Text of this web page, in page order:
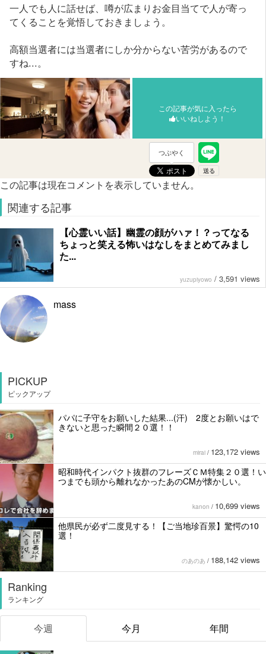
一人でも人に話せば、噂が広まりお金目当てで人が寄っ
てくることを覚悟しておきましょう。
高額当選者には当選者にしか分からない苦労があるので
すね...。
この記事が気に入ったら
いいねしよう！
つぶやく
この記事は現在コメントを表示していません。
関連する記事
【心霊いい話】幽霊の顔がハァ！？ってなる
ちょっと笑える怖いはなしをまとめてみまし
た...
yuzupiyowo / 3,591 views
mass
PICKUP
ピックアップ
パパに子守をお願いした結果...(汗) 2度とお願いはで
きないと思った瞬間２０選！！
mirai / 123,172 views
昭和時代インパクト抜群のフレーズＣＭ特集２０選！い
つまでも頭から離れなかったあのCMが懐かしい。
kanon / 10,699 views
他県民が必ず二度見する！【ご当地珍百景】驚愕の10
選！
のあのあ / 188,142 views
Ranking
ランキング
今週 今月 年間